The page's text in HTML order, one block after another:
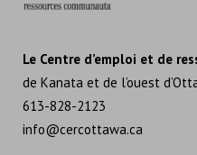
Le Centre d’emploi et de
de Kanata et de l’ouest
613-828-2123
info@cercottawa.ca